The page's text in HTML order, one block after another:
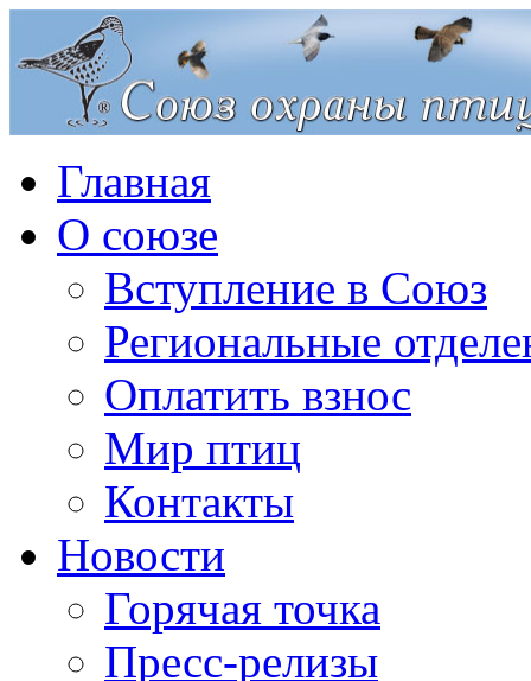
Главная
О союзе
Вступление в Союз
Региональные
Оплатить взнос
Мир птиц
Контакты
Новости
Горячая точка
Пресс-релизы